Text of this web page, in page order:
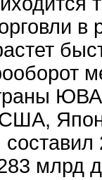
в
США,
млрд